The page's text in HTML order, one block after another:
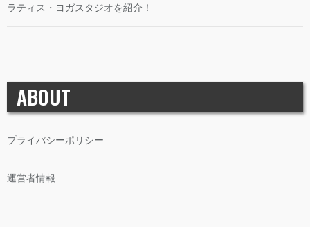
ラティス・ヨガスタジオを紹介！
ABOUT
プライバシーポリシー
運営者情報